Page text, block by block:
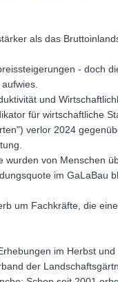
als das
- doch
und
für wirtschaftliche
verlor 2024
wurden von Menschen
im GaLaBau
um Fachkräfte, die
im Herbst
der